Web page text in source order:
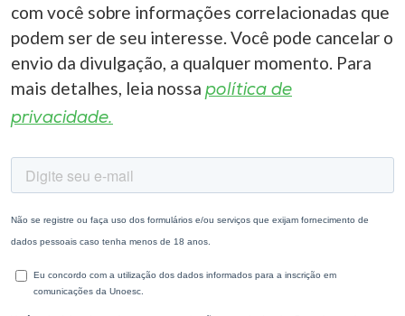
A+
com você sobre informações correlacionadas que
podem ser de seu interesse. Você pode cancelar o
envio da divulgação, a qualquer momento. Para
mais detalhes, leia nossa política de
privacidade.